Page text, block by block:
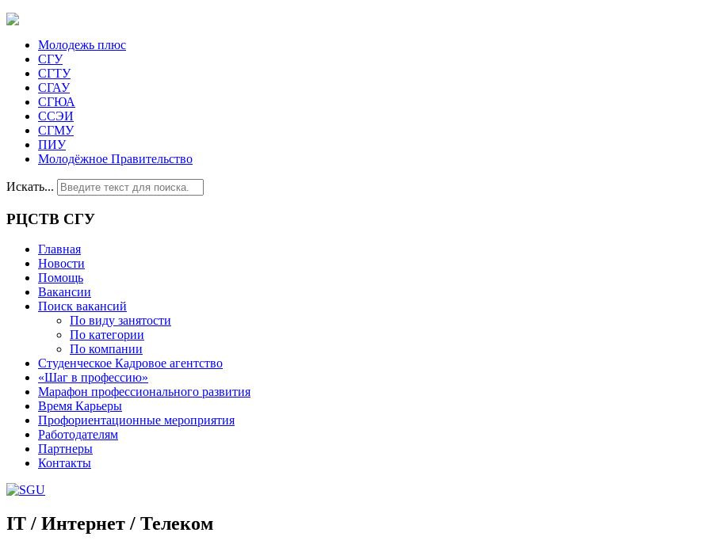
Молодежь плюс
СГУ
СГТУ
СГАУ
СГЮА
ССЭИ
СГМУ
ПИУ
Молодёжное Правительство
Искать...
РЦСТВ СГУ
Главная
Новости
Помощь
Вакансии
Поиск вакансий
По виду занятости
По категории
По компании
Студенческое Кадровое агентство
«Шаг в профессию»
Марафон профессионального развития
Время Карьеры
Профориентационные мероприятия
Работодателям
Партнеры
Контакты
IT / Интернет / Телеком